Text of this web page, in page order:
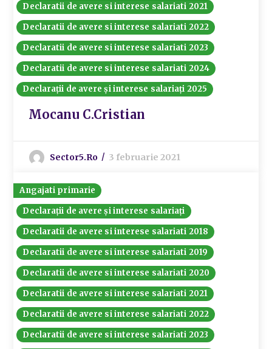
Declaratii de avere si interese salariati 2021
Declaratii de avere si interese salariati 2022
Declaratii de avere si interese salariati 2023
Declaratii de avere si interese salariati 2024
Declarații de avere și interese salariați 2025
Mocanu C.Cristian
Sector5.ro 3 februarie 2021
Angajati primarie
Declarații de avere și interese salariați
Declaratii de avere si interese salariati 2018
Declaratii de avere si interese salariati 2019
Declaratii de avere si interese salariati 2020
Declaratii de avere si interese salariati 2021
Declaratii de avere si interese salariati 2022
Declaratii de avere si interese salariati 2023